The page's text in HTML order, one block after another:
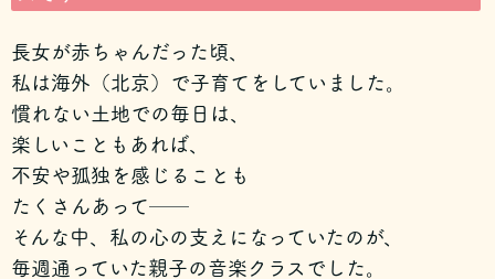
長女が赤ちゃんだった頃、
私は海外（北京）で子育てをしていました。
慣れない土地での毎日は、
楽しいこともあれば、
不安や孤独を感じることも
たくさんあって──
そんな中、私の心の支えになっていたのが、
毎週通っていた親子の音楽クラスでした。